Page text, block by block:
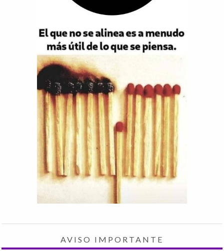
AVISO IMPORTANTE